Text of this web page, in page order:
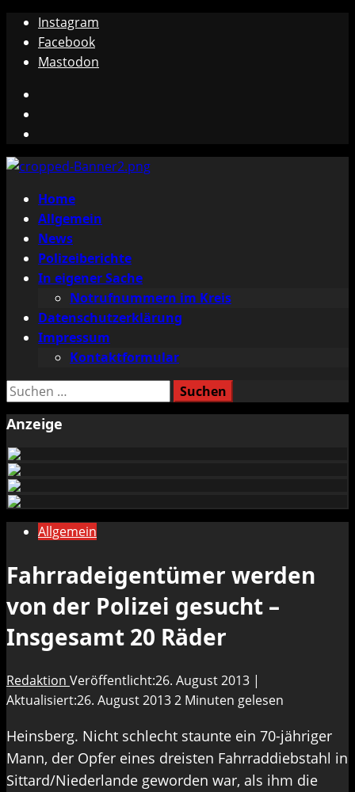
Zum
Inhalt
springen
Instagram
Facebook
Mastodon
Primäres
Menü
Home
Allgemein
News
Polizeiberichte
In eigener Sache
Notrufnummern im Kreis
Datenschutzerklärung
Impressum
Kontaktformular
Suchen
Anzeige
Allgemein
Fahrradeigentümer werden
von der Polizei gesucht –
Insgesamt 20 Räder
Redaktion Veröffentlicht:26. August 2013 |
Aktualisiert:26. August 20132 Minuten gelesen
Heinsberg. Nicht schlecht staunte ein 70-jähriger
Mann, der Opfer eines dreisten Fahrraddiebstahl in
Sittard/Niederlande geworden war, als ihm die